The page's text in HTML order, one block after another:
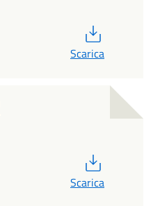
Scarica
Scarica